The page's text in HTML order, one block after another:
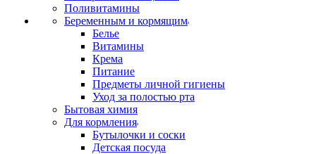
Поливитамины
Беременным и кормящим
Белье
Витамины
Крема
Питание
Предметы личной гигиены
Уход за полостью рта
Бытовая химия
Для кормления
Бутылочки и соски
Детская посуда